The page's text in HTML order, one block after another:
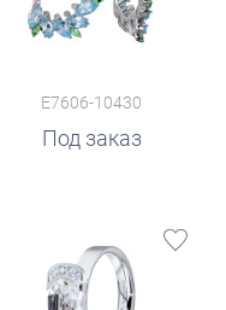
E7606-10430
Под заказ